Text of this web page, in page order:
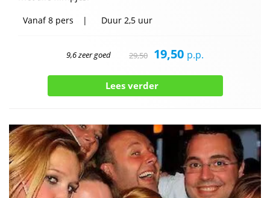
Vanaf8 pers Duur 2,5 uur
9,6 zeer goed 29,50 19,50 p.p.
Lees verder